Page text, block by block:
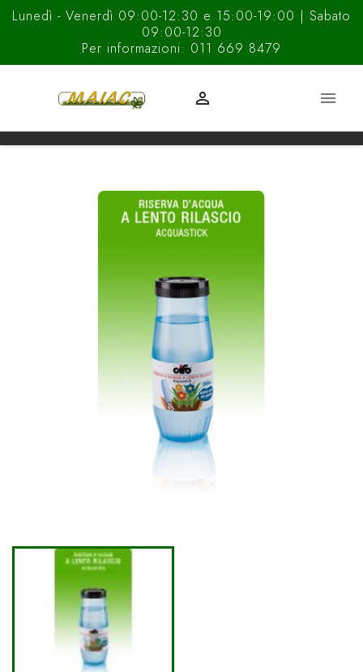
Lunedì - Venerdì 09:00-12:30 e 15:00-19:00 | Sabato
09:00-12:30
Per informazioni: 011 669 8479

